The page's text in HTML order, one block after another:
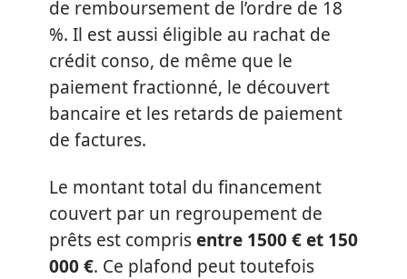
de remboursement de l’ordre de 18
%. Il est aussi éligible au rachat de
crédit conso, de même que le
paiement fractionné, le découvert
bancaire et les retards de paiement
de factures.
Le montant total du financement
couvert par un regroupement de
prêts est comprisentre 1500 € et 150
000 €. Ce plafond peut toutefois